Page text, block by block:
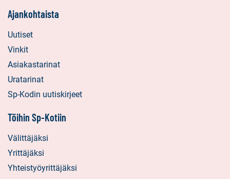
Ajankohtaista
Uutiset
Vinkit
Asiakastarinat
Uratarinat
Sp-Kodin uutiskirjeet
Töihin Sp-Kotiin
Välittäjäksi
Yrittäjäksi
Yhteistyöyrittäjäksi